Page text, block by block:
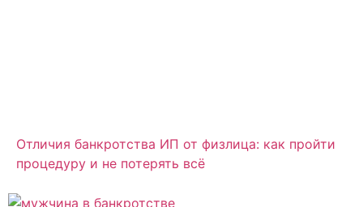
Отличия банкротства ИП от физлица: как пройти
процедуру и не потерять всё